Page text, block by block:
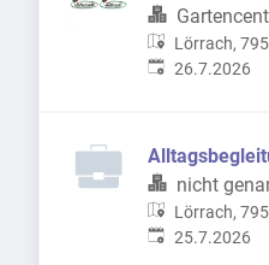
Lörrach,
Deutschland
Veröffentlicht:
26.7.2026
nicht
Lörrach,
Deutschland
Veröffentlicht:
25.7.2026